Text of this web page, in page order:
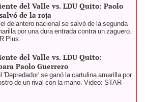
del Valle vs. LDU Quito: Paolo
de la roja
el delantero nacional se salvó de la segunda
por una dura entrada contra un zaguero.
Plus.
del Valle vs. LDU Quito:
Paolo Guerrero
'Depredador' se ganó la cartulina amarilla por
de un rival con la mano. Video: STAR